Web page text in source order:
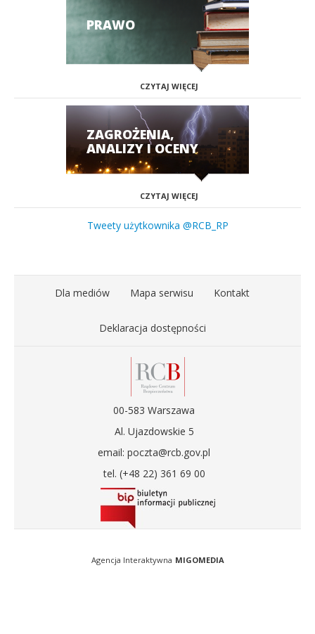
PRAWO
CZYTAJ WIĘCEJ
ZAGROŻENIA,
ANALIZY I OCENY
CZYTAJ WIĘCEJ
Tweety użytkownika @RCB_RP
Dla mediów Mapa serwisu Kontakt
Deklaracja dostępności
00-583 Warszawa
Al. Ujazdowskie 5
email: poczta@rcb.gov.pl
tel. (+48 22) 361 69 00
Agencja Interaktywna MIGOMEDIA